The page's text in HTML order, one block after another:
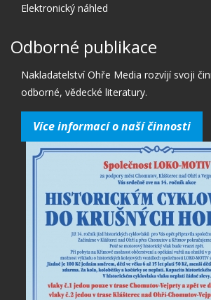
Elektronický náhled
Odborné publikace
Nakladatelství Ohře Media rozvíjí svoji
odborné, vědecké literatury.
Více informací o naší činnosti